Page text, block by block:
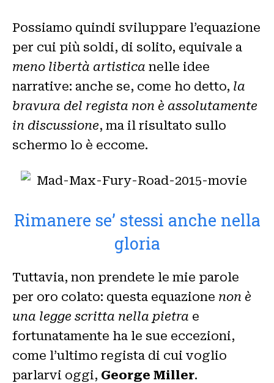
Possiamo quindi sviluppare l’equazione
per cui più soldi, di solito, equivale a
meno libertà artistica nelle idee
narrative: anche se, come ho detto, la
bravura del regista non è assolutamente
in discussione, ma il risultato sullo
schermo lo è eccome.
Rimanere se’ stessi anche nella
gloria
Tuttavia, non prendete le mie parole
per oro colato: questa equazione non è
una legge scritta nella pietra e
fortunatamente ha le sue eccezioni,
come l’ultimo regista di cui voglio
parlarvi oggi, George Miller.